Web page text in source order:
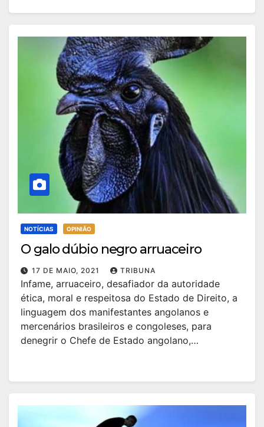
NOTÍCIAS OPINIÃO
O galo dúbio negro arruaceiro
17 DE MAIO, 2021 TRIBUNA
Infame, arruaceiro, desafiador da autoridade
ética, moral e respeitosa do Estado de Direito, a
linguagem dos manifestantes angolanos e
mercenários brasileiros e congoleses, para
denegrir o Chefe de Estado angolano,…